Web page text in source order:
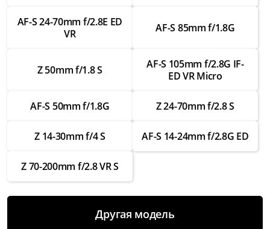
Ремонт шлейфов внутри
от 2 000 ₽
от 1 750 ₽
от 3 500 ₽
Ремонт байонета
AF-S 24-70mm f/2.8E ED
VR
AF-S 85mm f/1.8G
Z 50mm f/1.8 S
AF-S 105mm f/2.8G IF-
ED VR Micro
AF-S 50mm f/1.8G Z 24-70mm f/2.8 S
Z 14-30mm f/4 S AF-S 14-24mm f/2.8G ED
Z 70-200mm f/2.8 VR S
Другая модель